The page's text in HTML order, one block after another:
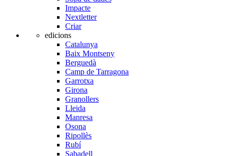
Impacte
Nextletter
Criar
edicions
Catalunya
Baix Montseny
Berguedà
Camp de Tarragona
Garrotxa
Girona
Granollers
Lleida
Manresa
Osona
Ripollès
Rubí
Sabadell